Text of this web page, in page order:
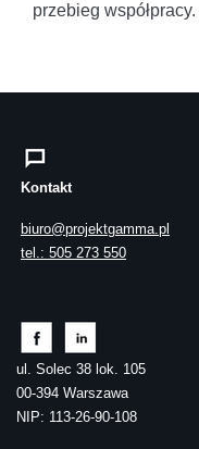
przebieg współpracy.
Kontakt
biuro@projektgamma.pl
tel.: 505 273 550
ul. Solec 38 lok. 105
00-394 Warszawa
NIP: 113-26-90-108